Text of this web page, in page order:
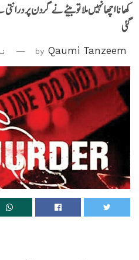
کھانا اچھا نہیں ملا توبیٹے نے گردن پر
گئی
by Qaumi Tanzeem